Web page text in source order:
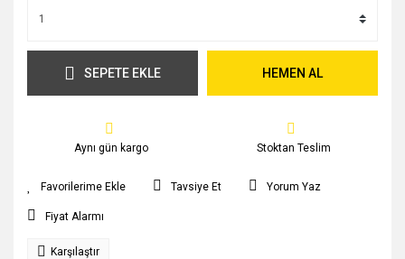
SEPETE EKLE HEMEN AL
Aynı gün kargo Stoktan Teslim
Tavsiye Et Yorum Yaz
Fiyat Alarmı
Karşılaştır